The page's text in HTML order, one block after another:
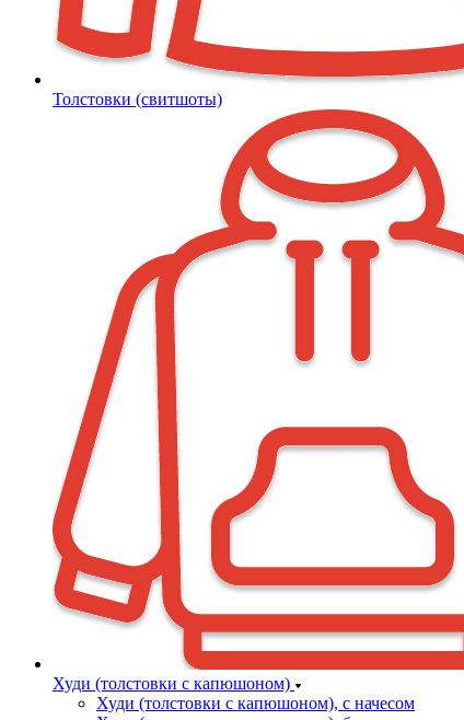
Толстовки (свитшоты)
Худи (толстовки с капюшоном)
Худи (толстовки c капюшоном), с начесом